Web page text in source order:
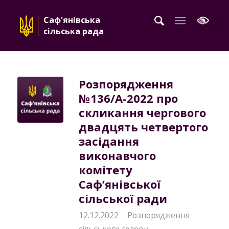
Саф'янівська
сільська рада
Розпорядження
№136/A-2022 про
скликання чергового
двадцять четвертого
засідання
виконавчого
комітету
Саф’янівської
сільської ради
12.12.2022 · Розпорядження